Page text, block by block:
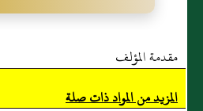
مقدمة المؤلف
المزيد من المواد ذات صلة